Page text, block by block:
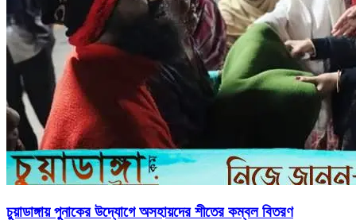
চুয়াডাঙ্গায় পুনাকের উদ্যোগে অসহায়দের শীতের কম্বল বিতরণ